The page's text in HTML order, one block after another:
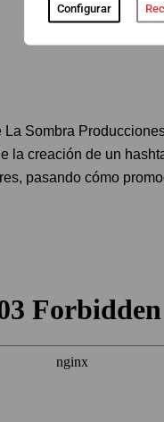
Configurar
Sombra
la creación de un
pasando cómo